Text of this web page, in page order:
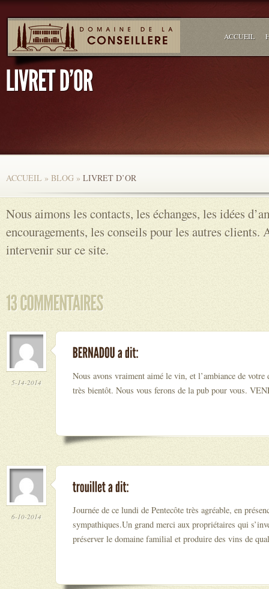
ACCUEIL
ACCUEIL » BLOG » LIVRET D’OR
Nous aimons les contacts, les échanges, les idées
encouragements, les conseils pour les autres clients.
intervenir sur ce site.
5-14-2014
Nous avons vraiment aimé le vin, et l’ambiance de votre
très bientôt. Nous vous ferons de la pub pour vous.
6-10-2014
Journée de ce lundi de Pentecôte très agréable, en
sympathiques.Un grand merci aux propriétaires qui
préserver le domaine familial et produire des vins de